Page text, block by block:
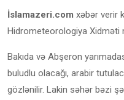
İslamazeri.com xəbər verir
Hidrometeorologiya Xidməti
Bakıda və Abşeron
buludlu olacağı, arabir
gözlənilir. Lakin səhər bəzi